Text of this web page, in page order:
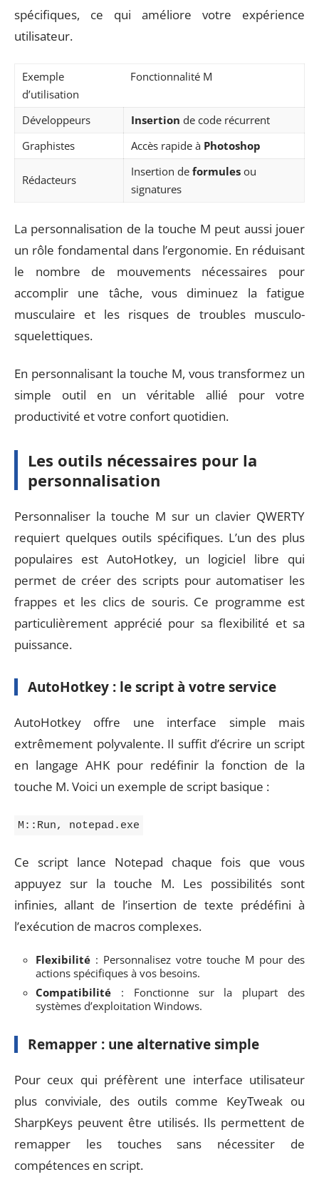
spécifiques, ce qui améliore votre expérience
utilisateur.
Exemple
d’utilisation
Fonctionnalité M
Développeurs Insertion de code récurrent
Graphistes
Accès rapide à Photoshop
Rédacteurs
Insertion de formules ou
signatures
La personnalisation de la touche M peut aussi jouer
un rôle fondamental dans l’ergonomie. En réduisant
le nombre de mouvements nécessaires pour
accomplir une tâche, vous diminuez la fatigue
musculaire et les risques de troubles musculo-
squelettiques.
En personnalisant la touche M, vous transformez un
simple outil en un véritable allié pour votre
productivité et votre confort quotidien.
Les outils nécessaires pour la
personnalisation
Personnaliser la touche M sur un clavier QWERTY
requiert quelques outils spécifiques. L’un des plus
populaires est AutoHotkey, un logiciel libre qui
permet de créer des scripts pour automatiser les
frappes et les clics de souris. Ce programme est
particulièrement apprécié pour sa flexibilité et sa
puissance.
AutoHotkey : le script à votre service
AutoHotkey offre une interface simple mais
extrêmement polyvalente. Il suffit d’écrire un script
en langage AHK pour redéfinir la fonction de la
touche M. Voici un exemple de script basique :
M::Run, notepad.exe
Ce script lance Notepad chaque fois que vous
appuyez sur la touche M. Les possibilités sont
infinies, allant de l’insertion de texte prédéfini à
l’exécution de macros complexes.
Flexibilité : Personnalisez votre touche M pour des
actions spécifiques à vos besoins.
Compatibilité : Fonctionne sur la plupart des
systèmes d’exploitation Windows.
Remapper : une alternative simple
Pour ceux qui préfèrent une interface utilisateur
plus conviviale, des outils comme KeyTweak ou
SharpKeys peuvent être utilisés. Ils permettent de
remapper les touches sans nécessiter de
compétences en script.